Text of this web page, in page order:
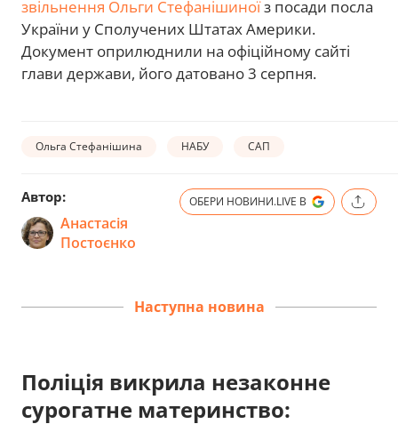
звільнення Ольги Стефанішиноїз посади посла
України у Сполучених Штатах Америки.
Документ оприлюднили на офіційному сайті
глави держави, його датовано 3 серпня.
Ольга Стефанішина НАБУ САП
Автор:
Анастасія
Постоєнко
ОБЕРИ НОВИНИ.LIVE В
Наступна новина
Поліція викрила незаконне
сурогатне материнство: